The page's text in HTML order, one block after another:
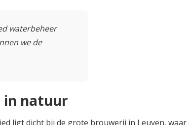
waterbeheer
we de
in natuur
ligt dicht bij de grote brouwerij in Leuven,